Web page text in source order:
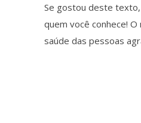
Se gostou deste
quem você conhece!
saúde das pessoas